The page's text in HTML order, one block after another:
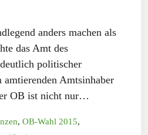
anders machen als
das Amt des
politischer
amtierenden Amtsinhaber
OB ist nicht nur…
, OB-Wahl 2015,